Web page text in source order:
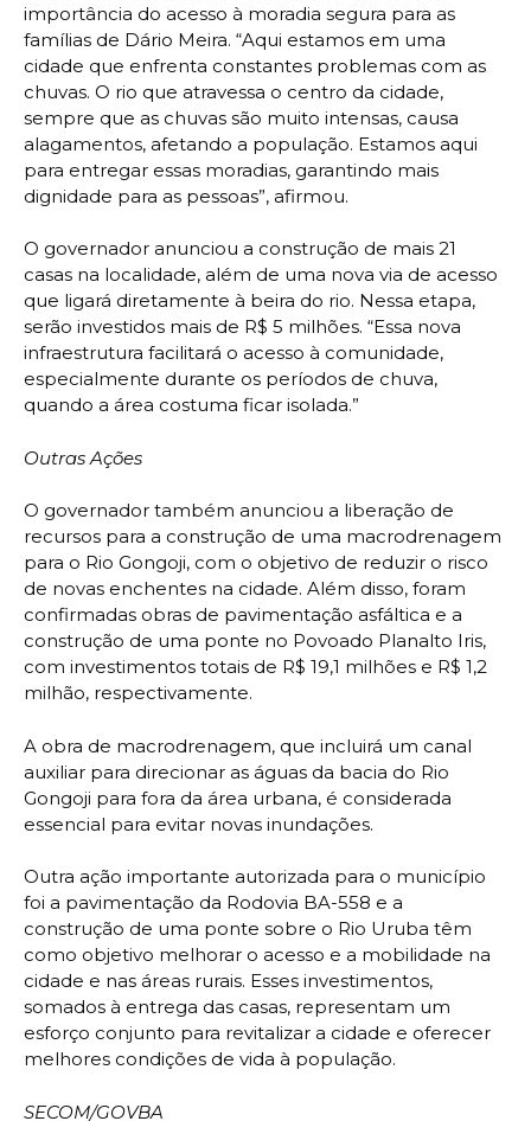
importância do acesso à moradia segura para as
famílias de Dário Meira. “Aqui estamos em uma
cidade que enfrenta constantes problemas com as
chuvas. O rio que atravessa o centro da cidade,
sempre que as chuvas são muito intensas, causa
alagamentos, afetando a população. Estamos aqui
para entregar essas moradias, garantindo mais
dignidade para as pessoas”, afirmou.
O governador anunciou a construção de mais 21
casas na localidade, além de uma nova via de acesso
que ligará diretamente à beira do rio. Nessa etapa,
serão investidos mais de R$ 5 milhões. “Essa nova
infraestrutura facilitará o acesso à comunidade,
especialmente durante os períodos de chuva,
quando a área costuma ficar isolada.”
Outras Ações
O governador também anunciou a liberação de
recursos para a construção de uma macrodrenagem
para o Rio Gongoji, com o objetivo de reduzir o risco
de novas enchentes na cidade. Além disso, foram
confirmadas obras de pavimentação asfáltica e a
construção de uma ponte no Povoado Planalto Iris,
com investimentos totais de R$ 19,1 milhões e R$ 1,2
milhão, respectivamente.
A obra de macrodrenagem, que incluirá um canal
auxiliar para direcionar as águas da bacia do Rio
Gongoji para fora da área urbana, é considerada
essencial para evitar novas inundações.
Outra ação importante autorizada para o município
foi a pavimentação da Rodovia BA-558 e a
construção de uma ponte sobre o Rio Uruba têm
como objetivo melhorar o acesso e a mobilidade na
cidade e nas áreas rurais. Esses investimentos,
somados à entrega das casas, representam um
esforço conjunto para revitalizar a cidade e oferecer
melhores condições de vida à população.
SECOM/GOVBA